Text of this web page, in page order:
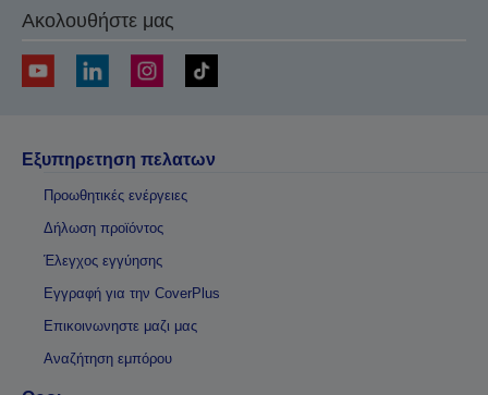
Ακολουθήστε μας
Εξυπηρετηση πελατων
Προωθητικές ενέργειες
Δήλωση προϊόντος
Έλεγχος εγγύησης
Εγγραφή για την CoverPlus
Επικοινωνηστε μαζι μας
Αναζήτηση εμπόρου